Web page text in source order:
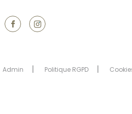
Admin Politique RGPD